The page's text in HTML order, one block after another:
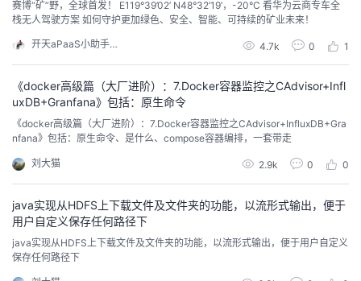
藏
赛博“矿”野，全球首发！ E119°39’02’ N48°32’19’，-20°C 看华为云商专车全
栈无人驾驶方案 如何守护更加绿色、安全、智能、可持续的矿业未来！
开天aPaaS小助手Tracy 4.7k 0 1
《docker高级篇（大厂进阶）：7.Docker容器监控之CAdvisor+Infl
uxDB+Granfana》包括：原生命令
《docker高级篇（大厂进阶）：7.Docker容器监控之CAdvisor+InfluxDB+Gra
nfana》包括：原生命令、是什么、compose容器编排，一套带走
刘大猫 2.9k 0 0
java实现从HDFS上下载文件及文件夹的功能，以流形式输出，便于
用户自定义保存任何路径下
java实现从HDFS上下载文件及文件夹的功能，以流形式输出，便于用户自定义
保存任何路径下